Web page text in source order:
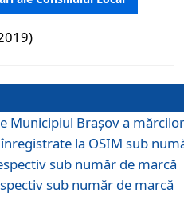
Municipiul Brașov a mărcilor
înregistrate la OSIM sub
sub număr de marcă
sub număr de marcă